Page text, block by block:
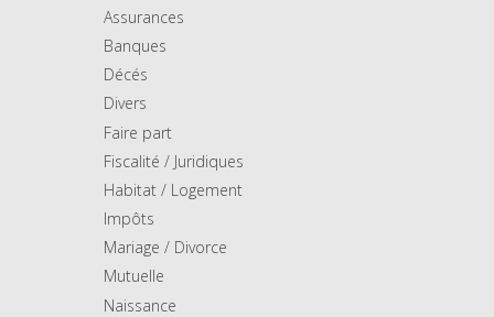
Assurances
Banques
Décés
Divers
Faire part
Fiscalité / Juridiques
Habitat / Logement
Impôts
Mariage / Divorce
Mutuelle
Naissance